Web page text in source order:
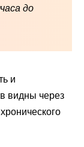
до
и
видны через